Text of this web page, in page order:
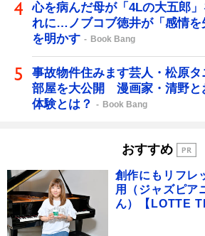
心を病んだ母が「4Lの大五郎
れに…ノブコブ徳井が「感情を
を明かす
Book Bang
事故物件住みます芸人・松原
部屋を大公開 漫画家・清野と
体験とは？
Book Bang
おすすめ
創作にもリフレ
用（ジャズピ
ん）【LOTTE